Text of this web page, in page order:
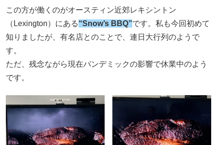
この方が働くのがオースティン近郊レキシントン
（Lexington）にある“Snow’s BBQ”です。私も今回初めて
知りましたが、有名店とのことで、連日大行列のようで
す。
ただ、残念ながら現在パンデミックの影響で休業中のよう
です。